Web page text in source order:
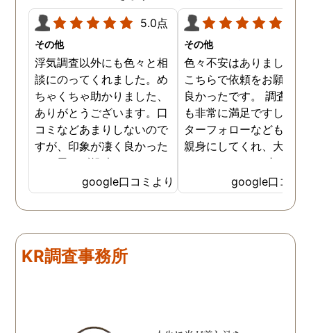
5.0点
その他
浮気調査以外にも色々と相
談にのってくれました。め
ちゃくちゃ助かりました、
ありがとうございます。口
コミなどあまりしないので
すが、印象が凄く良かった
ので思わず投稿しました。
google口コミより
その他
色々不安はありましたが
こちらで依頼をお願いし
良かったです。 調査結
も非常に満足ですし、ア
ターフォローなどもとて
親身にしてくれ、大変助
りました。 この度は本
ありがとうございました
google口コミ
KR調査事務所